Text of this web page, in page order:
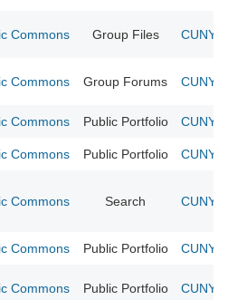
Commons Group Files CUNY
Commons Group Forums CUNY
Commons Public Portfolio CUNY
Commons Public Portfolio CUNY
Commons Search CUNY
Commons Public Portfolio CUNY
Commons Public Portfolio CUNY